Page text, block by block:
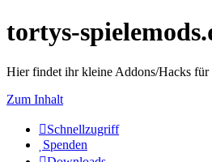
tortys-
Hier findet ihr kleine Addons/Hacks für
Zum Inhalt
Schnellzugriff
Spenden